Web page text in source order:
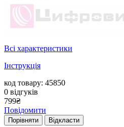
Всі характеристики
Інструкція
код товару: 45850
0 відгуків
799₴
Повідомити
Порівняти Відкласти